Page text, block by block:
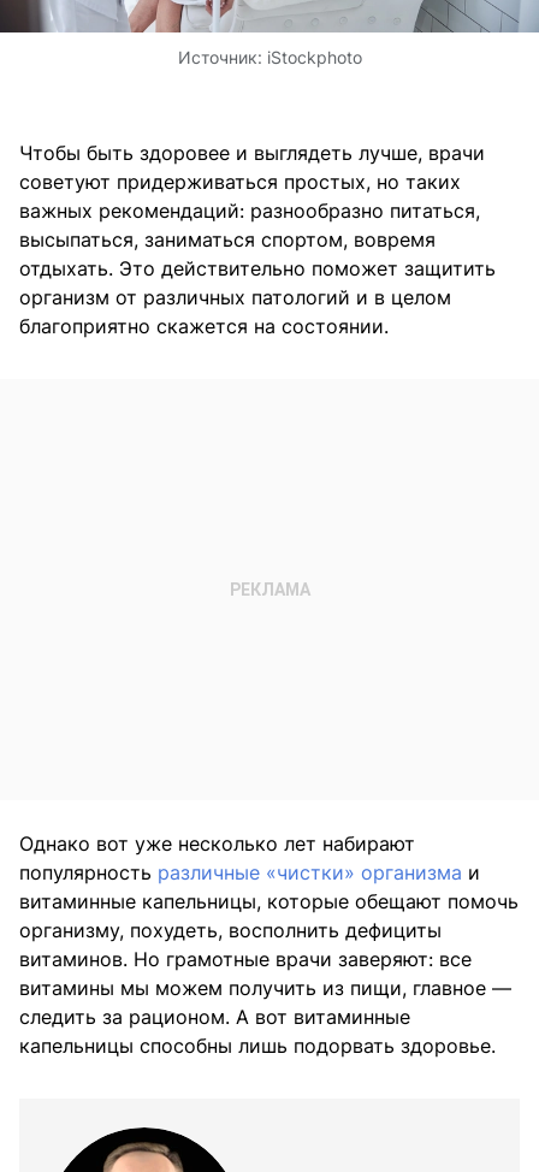
Источник: iStockphoto
Чтобы быть здоровее и выглядеть лучше, врачи
советуют придерживаться простых, но таких
важных рекомендаций: разнообразно питаться,
высыпаться, заниматься спортом, вовремя
отдыхать. Это действительно поможет защитить
организм от различных патологий и в целом
благоприятно скажется на состоянии.
Однако вот уже несколько лет набирают
популярность различные «чистки» организма и
витаминные капельницы, которые обещают помочь
организму, похудеть, восполнить дефициты
витаминов. Но грамотные врачи заверяют: все
витамины мы можем получить из пищи, главное —
следить за рационом. А вот витаминные
капельницы способны лишь подорвать здоровье.